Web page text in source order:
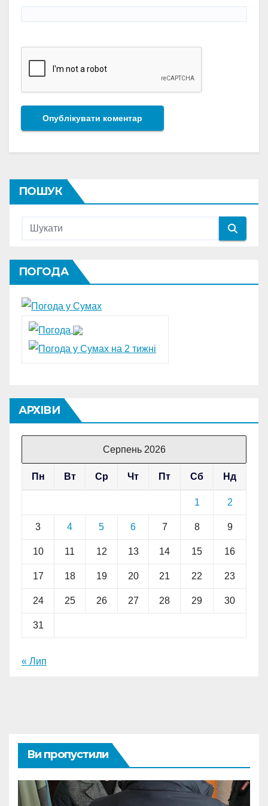
ПОШУК
ПОГОДА
АРХІВИ
Серпень 2026
Пн Вт Ср Чт Пт Сб Нд
1 2
3 4 5 6 7 8 9
10 11 12 13 14 15 16
17 18 19 20 21 22 23
24 25 26 27 28 29 30
31
« Лип
Ви пропустили